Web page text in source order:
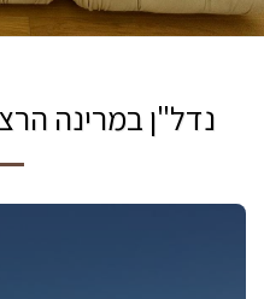
נדל"ן במרינה